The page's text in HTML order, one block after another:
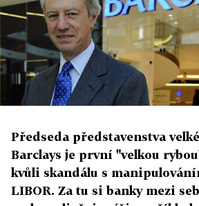
Předseda představenstva
Barclays je první "velkou
kvůli skandálu s
LIBOR. Za tu si banky mezi